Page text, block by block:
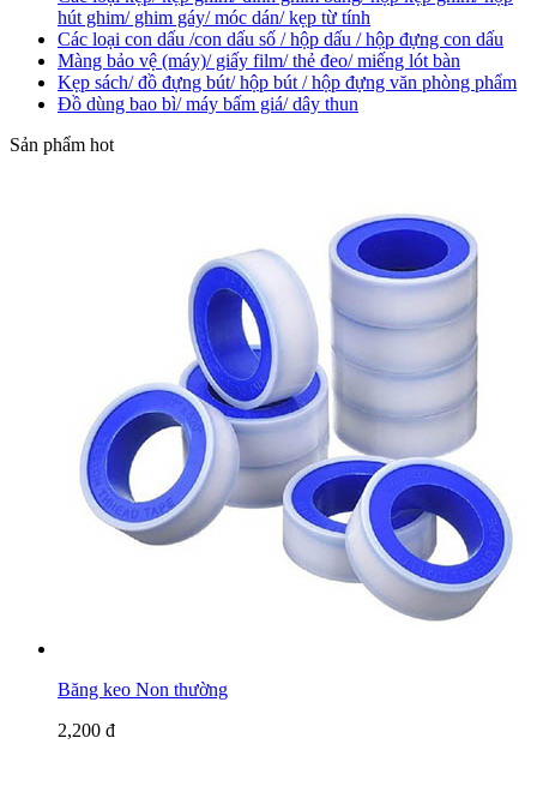
hút ghim/ ghim gáy/ móc dán/ kẹp từ tính
Các loại con dấu /con dấu số / hộp dấu / hộp đựng con dấu
Màng bảo vệ (máy)/ giấy film/ thẻ đeo/ miếng lót bàn
Kẹp sách/ đồ đựng bút/ hộp bút / hộp đựng văn phòng phẩm
Đồ dùng bao bì/ máy bấm giá/ dây thun
Sản phẩm hot
Băng keo Non thường
2,200 đ